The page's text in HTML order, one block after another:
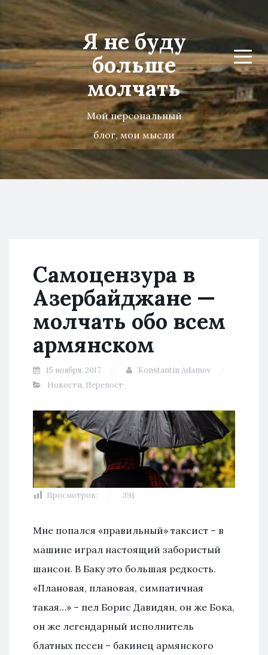
Я не буду
больше
молчать
Мой персональный
блог, мои мысли
Menu
Самоцензура в
Азербайджане —
молчать обо всем
армянском
15 ноября, 2017
Konstantin Adamov
Новости, Перепост
Просмотров: 391
Мне попался «правильный» таксист – в
машине играл настоящий забористый
шансон. В Баку это большая редкость.
«Плановая, плановая, симпатичная
такая…» – пел Борис Давидян, он же Бока,
он же легендарный исполнитель
блатных песен – бакинец армянского